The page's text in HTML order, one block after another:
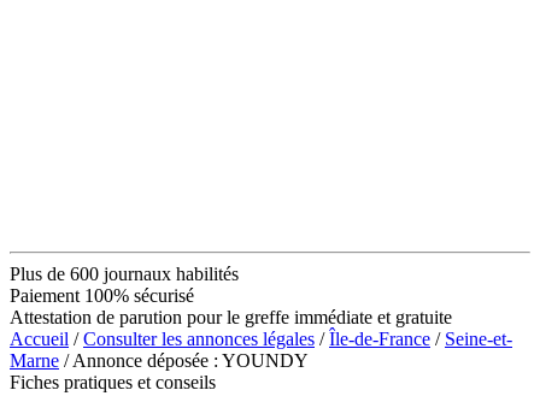
Plus de 600 journaux habilités
Paiement 100% sécurisé
Attestation de parution pour le greffe immédiate et gratuite
Accueil /Consulter les annonces légales /Île-de-France / Seine-et-
Marne / Annonce déposée : YOUNDY
Fiches pratiques et conseils